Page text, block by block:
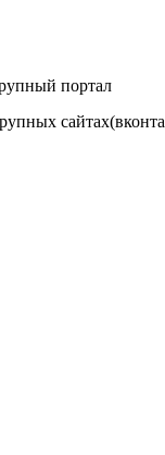
портал